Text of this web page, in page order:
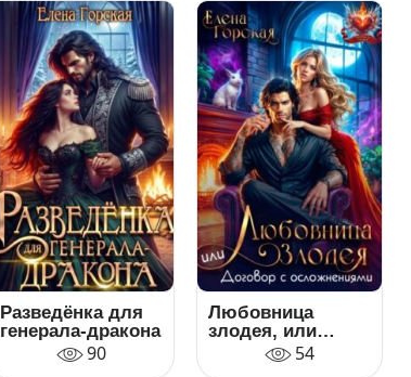
Разведёнка для
генерала-дракона
90
Любовница
злодея, или
Договор с
осложнениями
54